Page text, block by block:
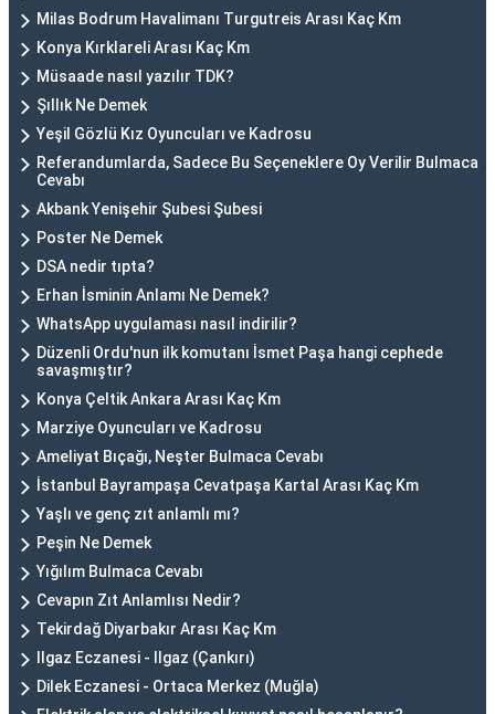
Milas Bodrum Havalimanı Turgutreis Arası Kaç Km
Konya Kırklareli Arası Kaç Km
Müsaade nasıl yazılır TDK?
Şıllık Ne Demek
Yeşil Gözlü Kız Oyuncuları ve Kadrosu
Referandumlarda, Sadece Bu Seçeneklere Oy Verilir Bulmaca
Cevabı
Akbank Yenişehir Şubesi Şubesi
Poster Ne Demek
DSA nedir tıpta?
Erhan İsminin Anlamı Ne Demek?
WhatsApp uygulaması nasıl indirilir?
Düzenli Ordu'nun ilk komutanı İsmet Paşa hangi cephede
savaşmıştır?
Konya Çeltik Ankara Arası Kaç Km
Marziye Oyuncuları ve Kadrosu
Ameliyat Bıçağı, Neşter Bulmaca Cevabı
İstanbul Bayrampaşa Cevatpaşa Kartal Arası Kaç Km
Yaşlı ve genç zıt anlamlı mı?
Peşin Ne Demek
Yığılım Bulmaca Cevabı
Cevapın Zıt Anlamlısı Nedir?
Tekirdağ Diyarbakır Arası Kaç Km
Ilgaz Eczanesi - Ilgaz (Çankırı)
Dilek Eczanesi - Ortaca Merkez (Muğla)